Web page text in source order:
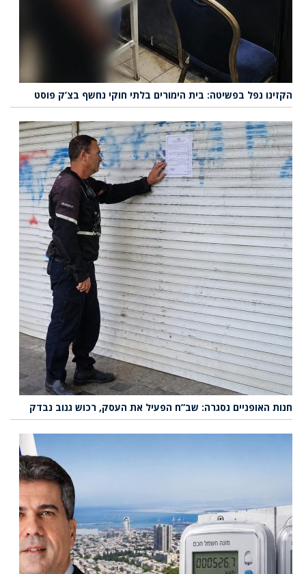
הקזינו נפל בפשיטה: בית הימורים בלתי חוקי נחשף בצ’ק פוסט
חנות האופניים נסגרה: שב”ח הפעיל את העסק, רכוש גנוב נבדק